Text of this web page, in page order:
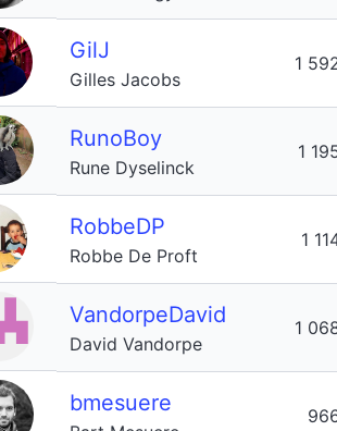
GilJ
Gilles Jacobs
1
RunoBoy
Rune Dyselinck
1
RobbeDP
Robbe De Proft
1
VandorpeDavid
David Vandorpe
1
bmesuere